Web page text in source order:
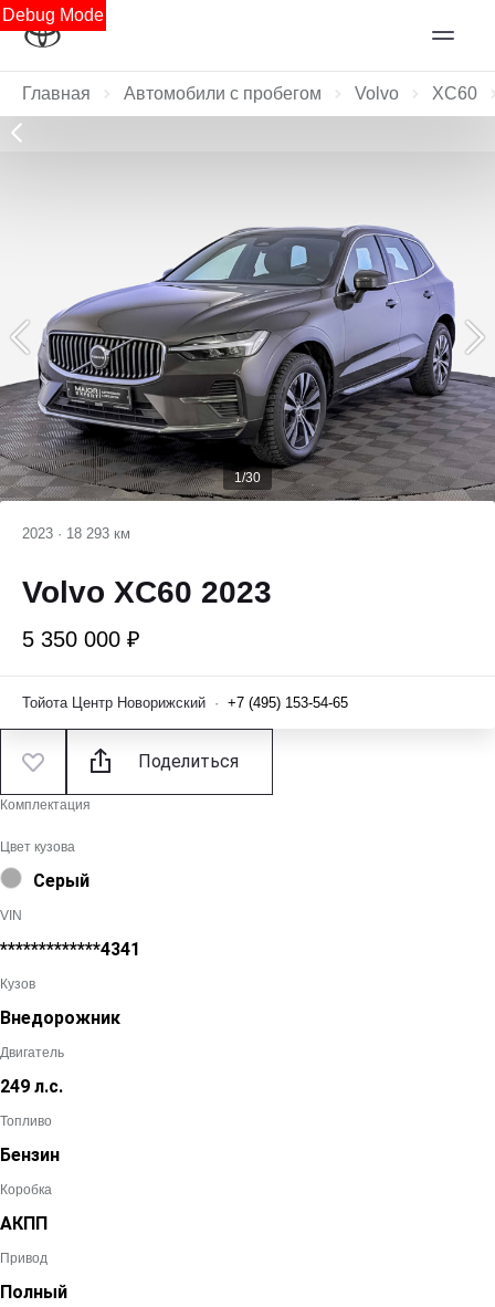
Debug Mode
Главная Автомобили с пробегом Volvo XC60
1/30
2023 · 18 293 км
Volvo XC60 2023
5 350 000 ₽
Тойота Центр Новорижский · +7 (495) 153-54-65
Поделиться
Комплектация
Цвет кузова
Серый
VIN
*************4341
Кузов
Внедорожник
Двигатель
249 л.с.
Топливо
Бензин
Коробка
АКПП
Привод
Полный